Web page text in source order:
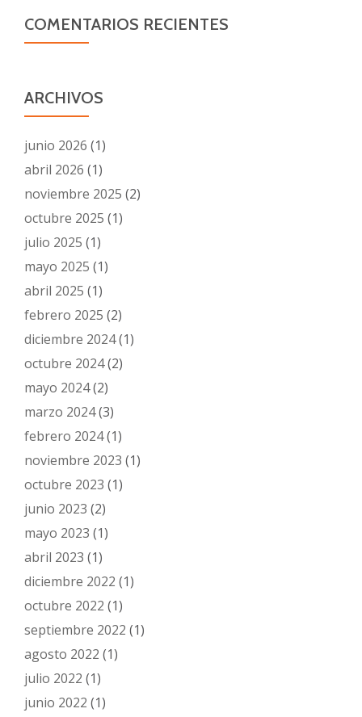
COMENTARIOS RECIENTES
ARCHIVOS
junio 2026 (1)
abril 2026 (1)
noviembre 2025 (2)
octubre 2025 (1)
julio 2025 (1)
mayo 2025 (1)
abril 2025 (1)
febrero 2025 (2)
diciembre 2024(1)
octubre 2024(2)
mayo 2024(2)
marzo 2024(3)
febrero 2024(1)
noviembre 2023 (1)
octubre 2023 (1)
junio 2023 (2)
mayo 2023 (1)
abril 2023 (1)
diciembre 2022 (1)
octubre 2022 (1)
septiembre 2022 (1)
agosto 2022 (1)
julio 2022 (1)
junio 2022 (1)